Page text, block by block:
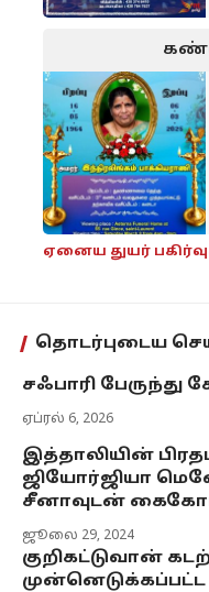
ஏனைய துயர்
தொடர்புடைய
சஃபாரி
ஏப்ரல் 6, 2026
இத்தாலியின்
ஜியோர்ஜியா
சீனாவுடன்
ஜூலை 29, 2024
குறிகட்டுவான்